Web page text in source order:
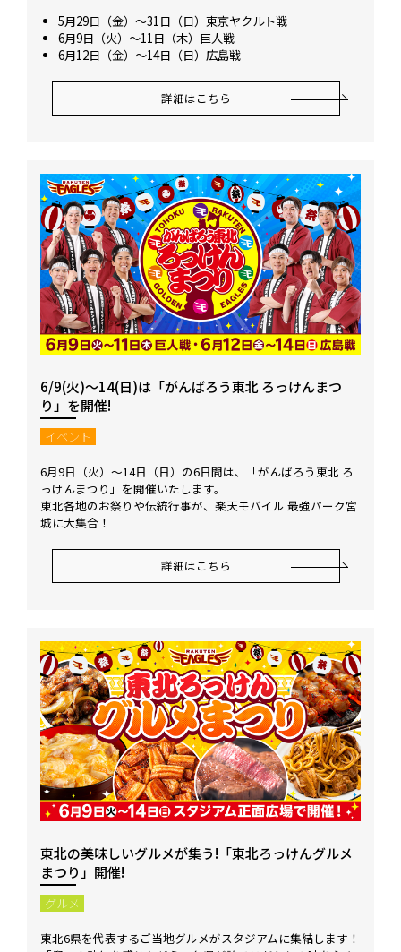
5月29日（金）～31日（日）東京ヤクルト戦
6月9日（火）～11日（木）巨人戦
6月12日（金）～14日（日）広島戦
詳細はこちら
6/9(火)～14(日)は「がんばろう東北 ろっけんまつ
り」を開催!
イベント
6月9日（火）～14日（日）の6日間は、「がんばろう東北 ろ
っけんまつり」を開催いたします。
東北各地のお祭りや伝統行事が、楽天モバイル 最強パーク宮
城に大集合！
詳細はこちら
東北の美味しいグルメが集う!「東北ろっけんグルメ
まつり」開催!
グルメ
東北6県を代表するご当地グルメがスタジアムに集結します！